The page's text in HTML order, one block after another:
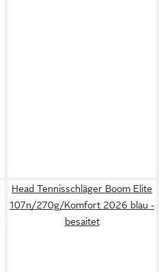
Head Tennisschläger Boom Elite
107n/270g/Komfort 2026 blau -
besaitet